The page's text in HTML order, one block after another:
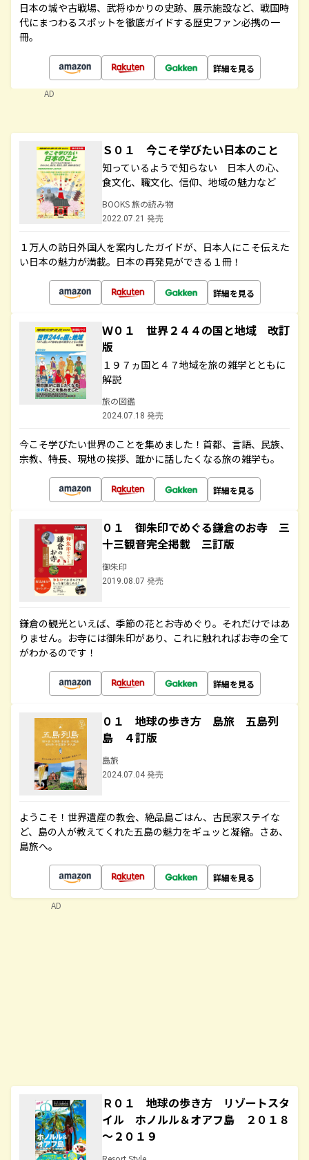
日本の城や古戦場、武将ゆかりの史跡、展示施設など、戦国時
代にまつわるスポットを徹底ガイドする歴史ファン必携の一
冊。
詳細を見る
AD
Ｓ０１ 今こそ学びたい日本のこと
知っているようで知らない 日本人の心、
食文化、職文化、信仰、地域の魅力など
BOOKS 旅の読み物
2022.07.21 発売
１万人の訪日外国人を案内したガイドが、日本人にこそ伝えた
い日本の魅力が満載。日本の再発見ができる１冊！
詳細を見る
Ｗ０１ 世界２４４の国と地域 改訂
版
１９７ヵ国と４７地域を旅の雑学とともに
解説
旅の図鑑
2024.07.18 発売
今こそ学びたい世界のことを集めました！首都、言語、民族、
宗教、特長、現地の挨拶、誰かに話したくなる旅の雑学も。
詳細を見る
０１ 御朱印でめぐる鎌倉のお寺 三
十三観音完全掲載 三訂版
御朱印
2019.08.07 発売
鎌倉の観光といえば、季節の花とお寺めぐり。それだけではあ
りません。お寺には御朱印があり、これに触れればお寺の全て
がわかるのです！
詳細を見る
０１ 地球の歩き方 島旅 五島列
島 ４訂版
島旅
2024.07.04 発売
ようこそ！世界遺産の教会、絶品島ごはん、古民家ステイな
ど、島の人が教えてくれた五島の魅力をギュッと凝縮。さあ、
島旅へ。
詳細を見る
Ｒ０１ 地球の歩き方 リゾートスタ
イル ホノルル＆オアフ島 ２０１８
～２０１９
AD